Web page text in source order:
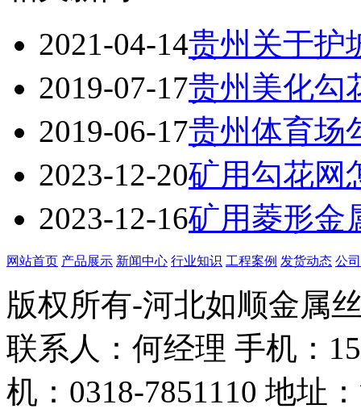
2021-04-14贵州关于护
2019-07-17贵州美化勾
2019-06-17贵州体育场
2023-12-20矿用勾花网
2023-12-16矿用菱形金
网站首页 产品展示 新闻中心 行业知识 工程案例 发货动态 公
版权所有-河北如顺金属
联系人：何经理 手机：
机：0318-7851110 地址